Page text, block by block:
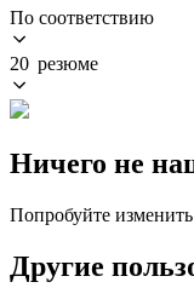
По соответствию
20 резюме
Ничего не
Попробуйте
Другие